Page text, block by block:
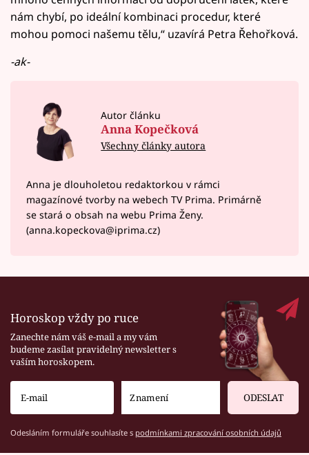
nám chybí, po ideální kombinaci procedur, které
mohou pomoci našemu tělu,“ uzavírá Petra Řehořková.
-ak-
Autor článku
Anna Kopečková
Všechny články autora
Anna je dlouholetou redaktorkou v rámci
magazínové tvorby na webech TV Prima. Primárně
se stará o obsah na webu Prima Ženy.
(anna.kopeckova@iprima.cz)
Horoskop vždy po ruce
Zanechte nám váš e-mail a my vám
budeme zasílat pravidelný newsletter s
vaším horoskopem.
ODESLAT
Odesláním formuláře souhlasíte s podmínkami zpracování osobních údajů